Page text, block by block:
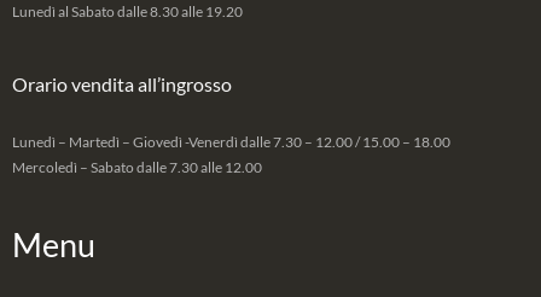
Lunedì al Sabato dalle 8.30 alle 19.20
Orario vendita all’ingrosso
Lunedì – Martedì – Giovedì -Venerdì dalle 7.30 – 12.00 / 15.00 – 18.00
Mercoledì – Sabato dalle 7.30 alle 12.00
Menu